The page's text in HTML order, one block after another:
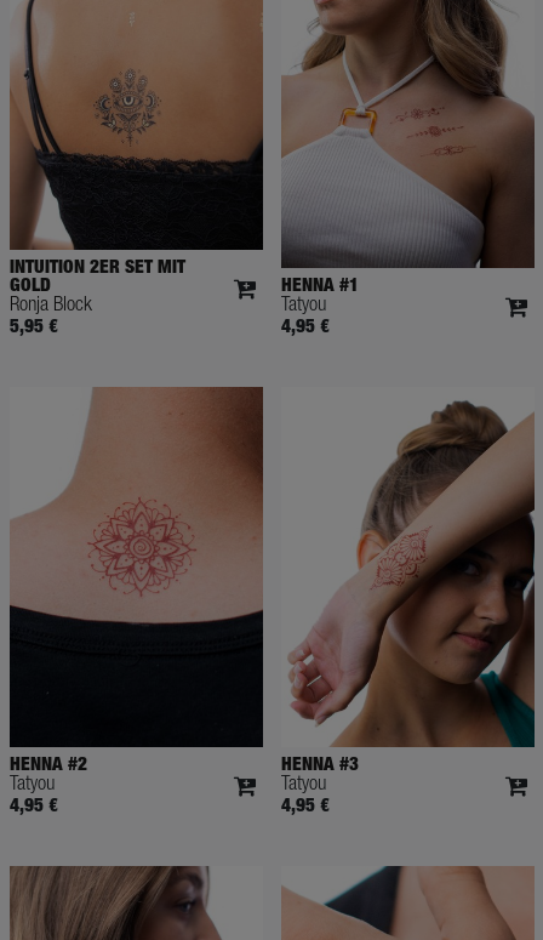
INTUITION 2ER SET MIT
GOLD
Ronja Block
5,95 €
HENNA #1
Tatyou
4,95 €
HENNA #2
Tatyou
4,95 €
HENNA #3
Tatyou
4,95 €